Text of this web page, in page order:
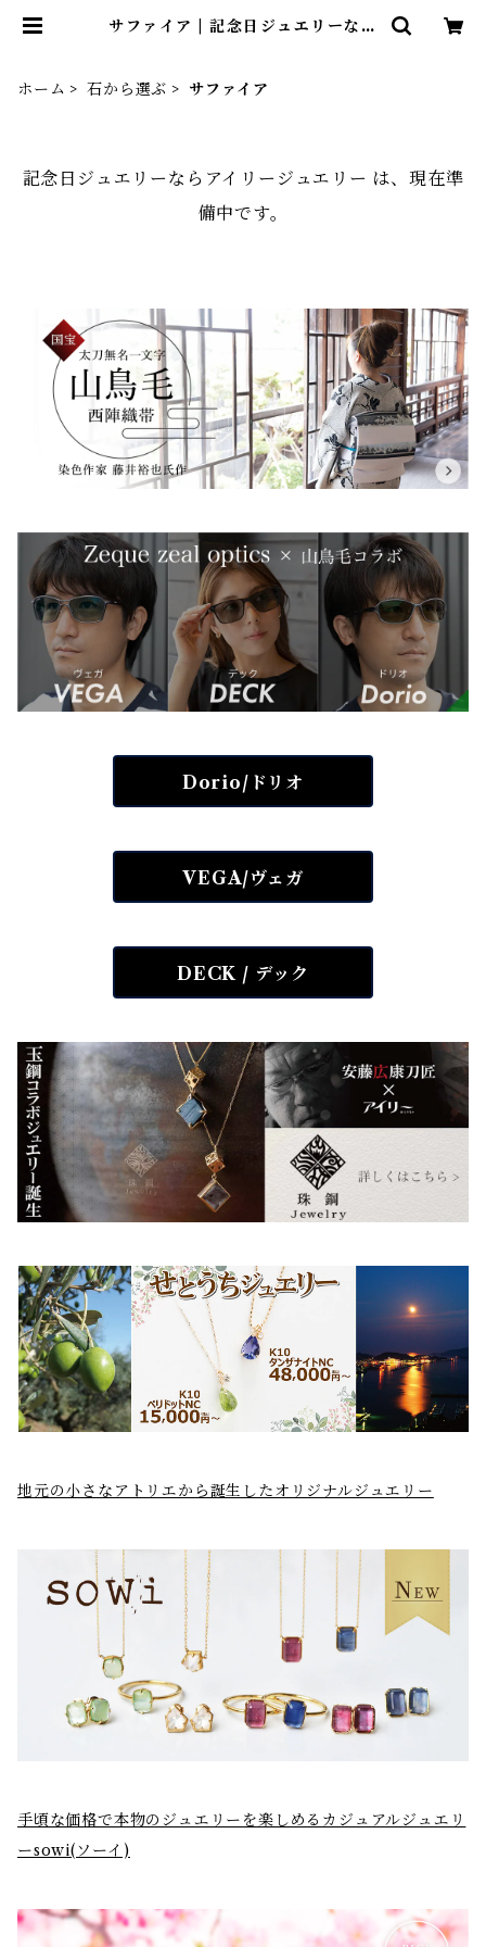
サファイア | 記念日ジュエリーなら
ホーム 石から選ぶ サファイア
記念日ジュエリーならアイリージュエリー は、現在準
備中です。
Dorio/ドリオ
VEGA/ヴェガ
DECK / デック
地元の小さなアトリエから誕生したオリジナルジュエリー
手頃な価格で本物のジュエリーを楽しめるカジュアルジュエリ
ーsowi(ソーイ)